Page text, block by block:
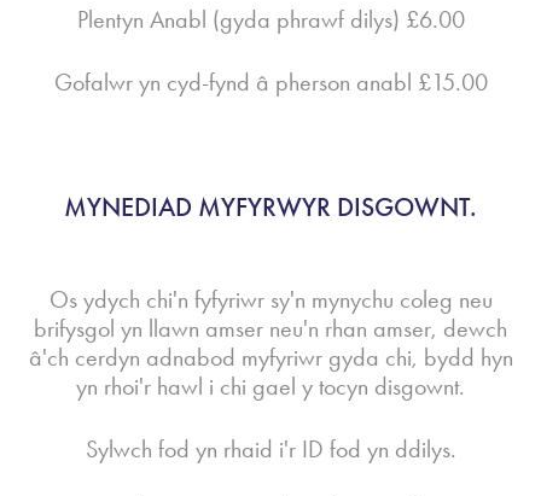
Plentyn Anabl (gyda phrawf dilys) £6.00
Gofalwr yn cyd-fynd â pherson anabl £15.00
MYNEDIAD MYFYRWYR DISGOWNT.
Os ydych chi'n fyfyriwr sy'n mynychu coleg neu
brifysgol yn llawn amser neu'n rhan amser, dewch
â'ch cerdyn adnabod myfyriwr gyda chi, bydd hyn
yn rhoi'r hawl i chi gael y tocyn disgownt.
Sylwch fod yn rhaid i'r ID fod yn ddilys.